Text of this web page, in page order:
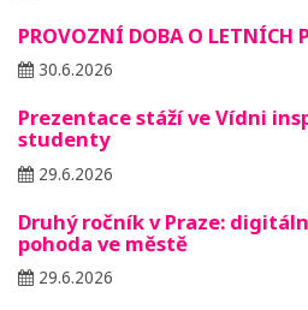
PROVOZNÍ DOBA O LETNÍCH
30.6.2026
Prezentace stáží ve Vídni
studenty
29.6.2026
Druhý ročník v Praze:
pohoda ve městě
29.6.2026